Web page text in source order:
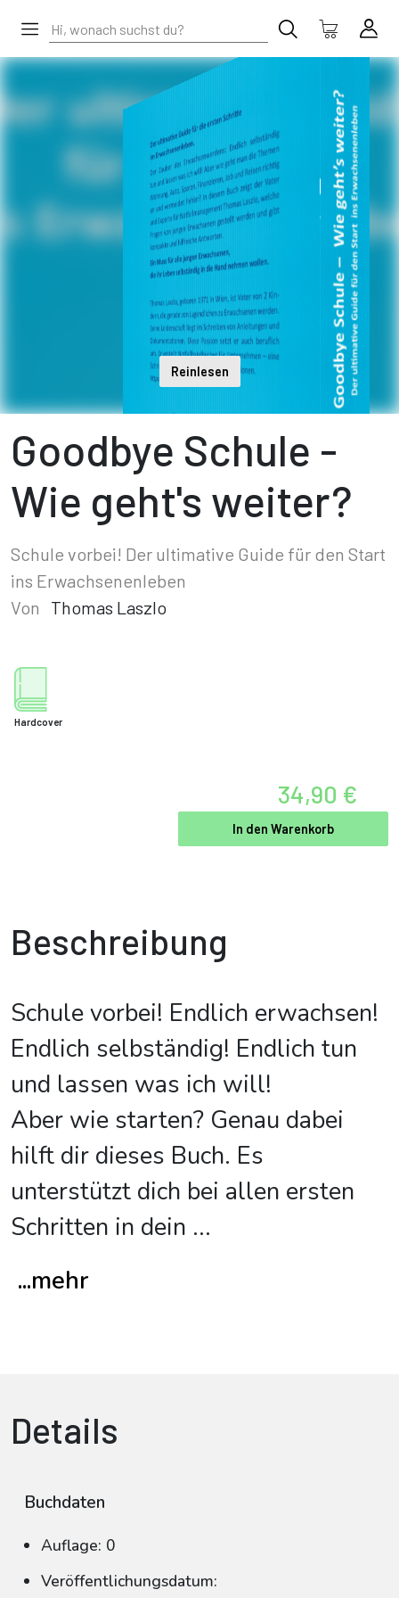
Reinlesen
Goodbye Schule -
Wie geht's weiter?
Schule vorbei! Der ultimative Guide für den Start
ins Erwachsenenleben
Von
Thomas Laszlo
Hardcover
34,90 €
In den Warenkorb
Beschreibung
Schule vorbei! Endlich erwachsen!
Endlich selbständig! Endlich tun
und lassen was ich will!
Aber wie starten? Genau dabei
hilft dir dieses Buch. Es
unterstützt dich bei allen ersten
Schritten in dein ...
...mehr
Details
Buchdaten
Auflage: 0
Veröffentlichungsdatum: